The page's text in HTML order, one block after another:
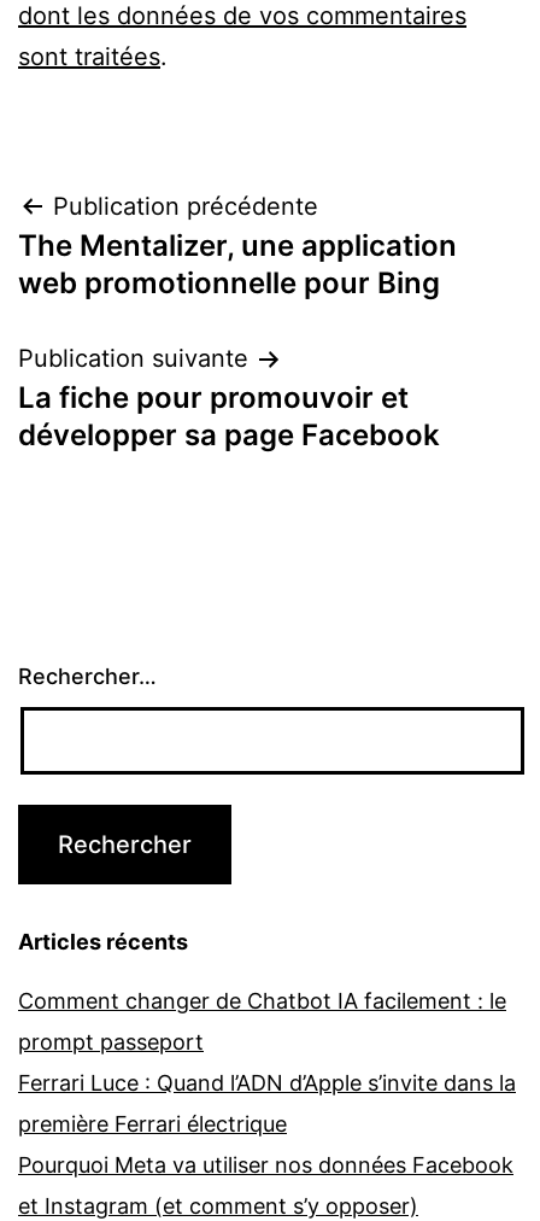
dont les données de vos commentaires
sont traitées.
Navigation
de
Publication précédente
The Mentalizer, une application
web promotionnelle pour Bing
Publication suivante
La fiche pour promouvoir et
développer sa page Facebook
Rechercher…
Articles récents
Comment changer de Chatbot IA facilement : le
prompt passeport
Ferrari Luce : Quand l’ADN d’Apple s’invite dans la
première Ferrari électrique
Pourquoi Meta va utiliser nos données Facebook
et Instagram (et comment s’y opposer)